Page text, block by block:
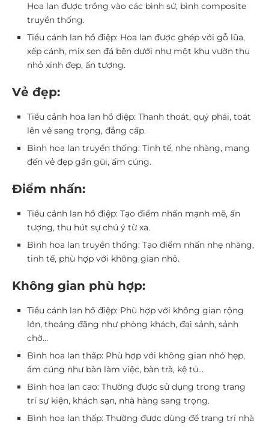
Hoa lan được trồng vào các bình sứ, bình composite
truyền thống.
Tiểu cảnh lan hồ điệp: Hoa lan được ghép với gỗ lũa,
xếp cánh, mix sen đá bên dưới như một khu vườn thu
nhỏ xinh đẹp, ấn tượng.
Vẻ đẹp:
Tiểu cảnh hoa lan hồ điệp: Thanh thoát, quý phái, toát
lên vẻ sang trọng, đẳng cấp.
Bình hoa lan truyền thống: Tinh tế, nhẹ nhàng, mang
đến vẻ đẹp gần gũi, ấm cúng.
Điểm nhấn:
Tiểu cảnh lan hồ điệp: Tạo điểm nhấn mạnh mẽ, ấn
tượng, thu hút sự chú ý từ xa.
Bình hoa lan truyền thống: Tạo điểm nhấn nhẹ nhàng,
tinh tế, phù hợp với không gian nhỏ.
Không gian phù hợp:
Tiểu cảnh lan hồ điệp: Phù hợp với không gian rộng
lớn, thoáng đãng như phòng khách, đại sảnh, sảnh
chờ…
Bình hoa lan thấp: Phù hợp với không gian nhỏ hẹp,
ấm cúng như bàn làm việc, bàn trà, kệ tủ…
Bình hoa lan cao: Thường được sử dụng trong trang
trí sự kiện, khách sạn, nhà hàng sang trọng.
Bình hoa lan thấp: Thường được dùng để trang trí nhà